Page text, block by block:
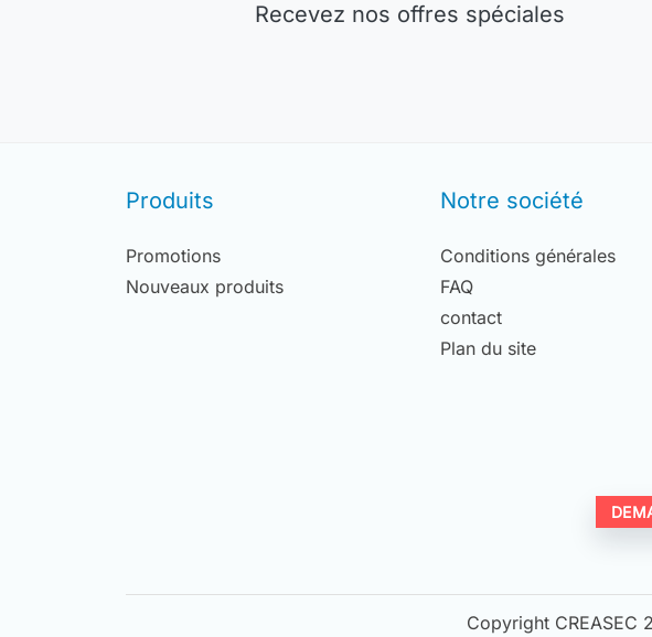
Recevez nos offres spéciales
Produits
Promotions
Nouveaux produits
Notre société
Conditions générales
FAQ
contact
Plan du site
Copyright CREASEC